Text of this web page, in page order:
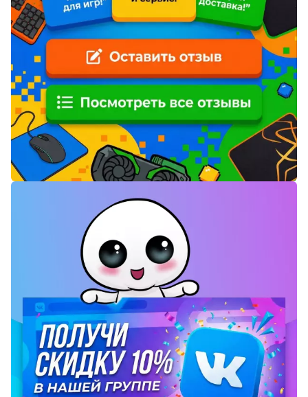
Мистика Дарк NET
Подарочная
упаковка